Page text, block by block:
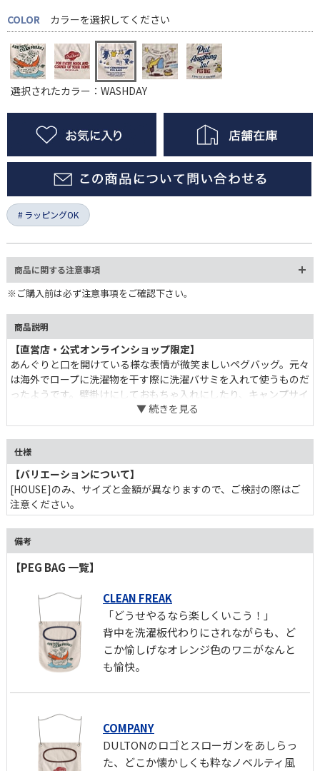
COLOR
カラーを選択してください
選択されたカラー：WASHDAY
ラッピングOK
商品に関する注意事項
※ご購入前は必ず注意事項をご確認下さい。
商品説明
【直営店・公式オンラインショップ限定】
あんぐりと口を開けている様な表情が微笑ましいペグバッグ。元々
は海外でロープに洗濯物を干す際に洗濯バサミを入れて使うものだ
ったようです。壁掛けにしておもちゃ入れにしたり、キャンプサイ
トに引っ掛けて道具入れにしたりと、ポイポイものを入れることが
できる使い勝手の良さに虜になりそう。
仕様
【バリエーションについて】
[HOUSE]のみ、サイズと金額が異なりますので、ご検討の際はご
注意ください。
備考
【PEG BAG 一覧】
CLEAN FREAK
「どうせやるなら楽しくいこう！」
背中を洗濯板代わりにされながらも、ど
こか愉しげなオレンジ色のワニがなんと
も愉快。
COMPANY
DULTONのロゴとスローガンをあしらっ
た、どこか懐かしくも粋なノベルティ風